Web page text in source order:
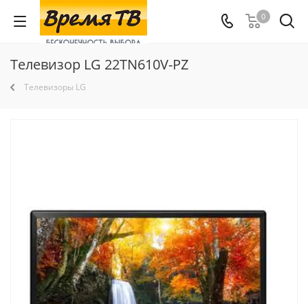
0
Телевизор LG 22TN610V-PZ
Телевизоры LG